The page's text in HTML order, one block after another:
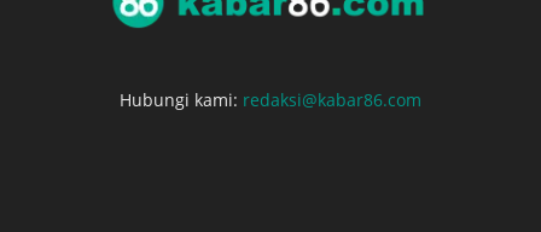
Hubungi kami: redaksi@kabar86.com